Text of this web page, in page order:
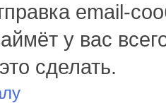
email-
у вас
сделать.